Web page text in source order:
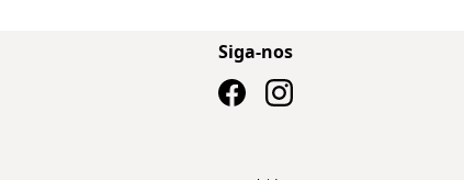
Siga-nos